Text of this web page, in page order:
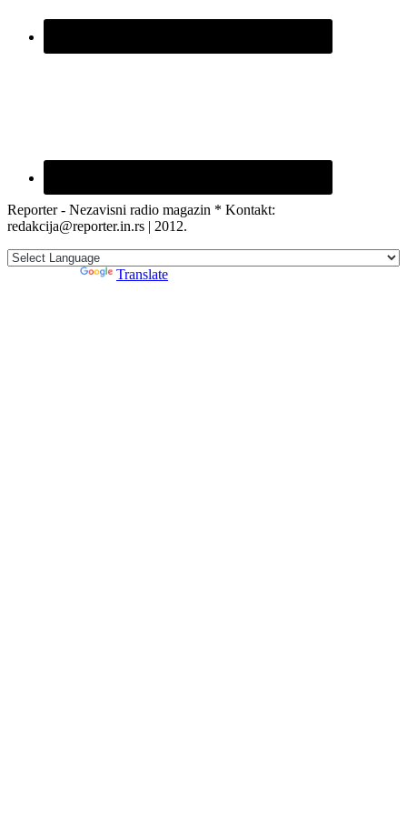
Reporter - Nezavisni radio magazin * Kontakt:
redakcija@reporter.in.rs | 2012.
Translate